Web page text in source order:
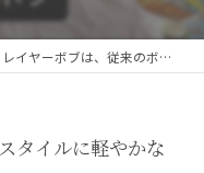
レイヤーボブは、従来のボブスタイルに軽やかな印象をプラスし、...
タイルに軽やかな